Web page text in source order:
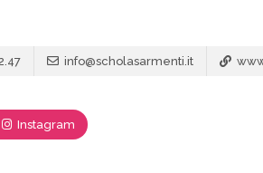
info@scholasarmenti.it
Instagram